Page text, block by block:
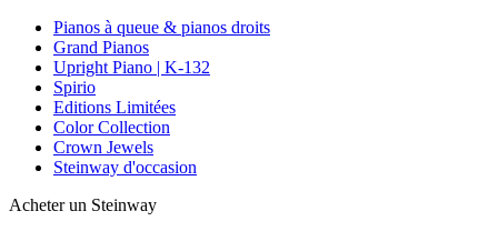
Pianos à queue & pianos droits
Grand Pianos
Upright Piano | K-132
Spirio
Editions Limitées
Color Collection
Crown Jewels
Steinway d'occasion
Acheter un Steinway